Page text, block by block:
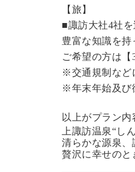
【旅】
■諏訪大社4社
豊富な知識を持
ご希望の方は【
※交通規制など
※年末年始及び
以上がプラン内
上諏訪温泉“し
清らかな源泉、
贅沢に幸せのと